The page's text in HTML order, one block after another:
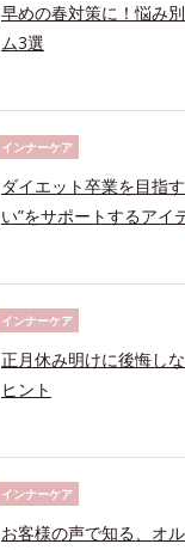
早めの春対策に！悩み
ム3選
インナーケア
ダイエット卒業を目指
い”をサポートするアイ
インナーケア
正月休み明けに後悔し
ヒント
インナーケア
お客様の声で知る、オ